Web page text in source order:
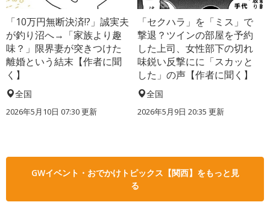
「10万円無断決済!?」誠実夫
が釣り沼へ→「家族より趣
味？」限界妻が突きつけた
離婚という結末【作者に聞
く】
全国
2026年5月10日 07:30 更新
「セクハラ」を「ミス」で
撃退？ツインの部屋を予約
した上司、女性部下の切れ
味鋭い反撃にに「スカッと
した」の声【作者に聞く】
全国
2026年5月9日 20:35 更新
GWイベント・おでかけトピックス【関西】をもっと見
る